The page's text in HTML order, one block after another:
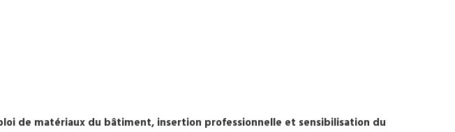
de matériaux du bâtiment, insertion professionnelle et sensibilisation du